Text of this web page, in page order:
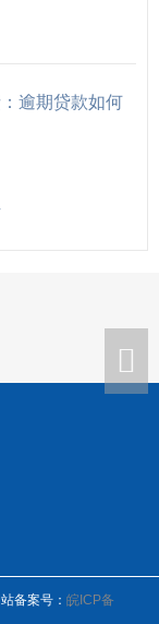
逾期贷款如何
备案号： 皖ICP备